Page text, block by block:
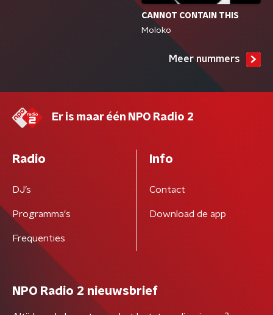
CANNOT CONTAIN THIS
Moloko
Meer nummers
Er is maar één NPO Radio 2
Radio
DJ’s
Programma's
Frequenties
Info
Contact
Download de app
NPO Radio 2 nieuwsbrief